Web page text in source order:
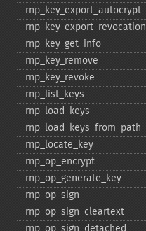
rnp_​key_​export_​autocrypt
rnp_​key_​export_​revocation
rnp_​key_​get_​info
rnp_​key_​remove
rnp_​key_​revoke
rnp_​list_​keys
rnp_​load_​keys
rnp_​load_​keys_​from_​path
rnp_​locate_​key
rnp_​op_​encrypt
rnp_​op_​generate_​key
rnp_​op_​sign
rnp_​op_​sign_​cleartext
rnp_​op_​sign_​detached